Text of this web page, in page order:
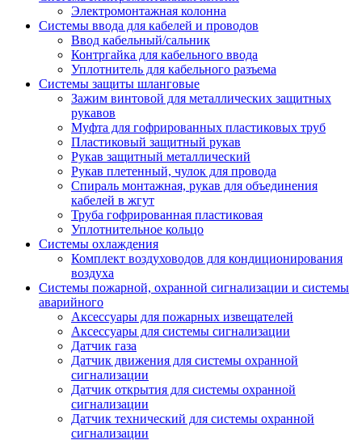
Электромонтажная колонна
Системы ввода для кабелей и проводов
Ввод кабельный/сальник
Контргайка для кабельного ввода
Уплотнитель для кабельного разъема
Системы защиты шланговые
Зажим винтовой для металлических защитных
рукавов
Муфта для гофрированных пластиковых труб
Пластиковый защитный рукав
Рукав защитный металлический
Рукав плетенный, чулок для провода
Спираль монтажная, рукав для объединения
кабелей в жгут
Труба гофрированная пластиковая
Уплотнительное кольцо
Системы охлаждения
Комплект воздуховодов для кондиционирования
воздуха
Системы пожарной, охранной сигнализации и системы
аварийного
Аксессуары для пожарных извещателей
Аксессуары для системы сигнализации
Датчик газа
Датчик движения для системы охранной
сигнализации
Датчик открытия для системы охранной
сигнализации
Датчик технический для системы охранной
сигнализации